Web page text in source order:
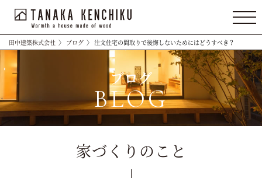
田中建築株式会社 〉 ブログ 〉 注文住宅の間取りで後悔しないためにはどうすべき？
ブログ
BLOG
家づくりのこと